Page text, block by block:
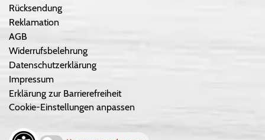
Rücksendung
Reklamation
AGB
Widerrufsbelehrung
Datenschutzerklärung
Impressum
Erklärung zur Barrierefreiheit
Cookie-Einstellungen anpassen